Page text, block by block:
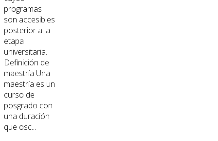
programas
son accesibles
posterior a la
etapa
universitaria.
Definición de
maestría Una
maestría es un
curso de
posgrado con
una duración
que osc...